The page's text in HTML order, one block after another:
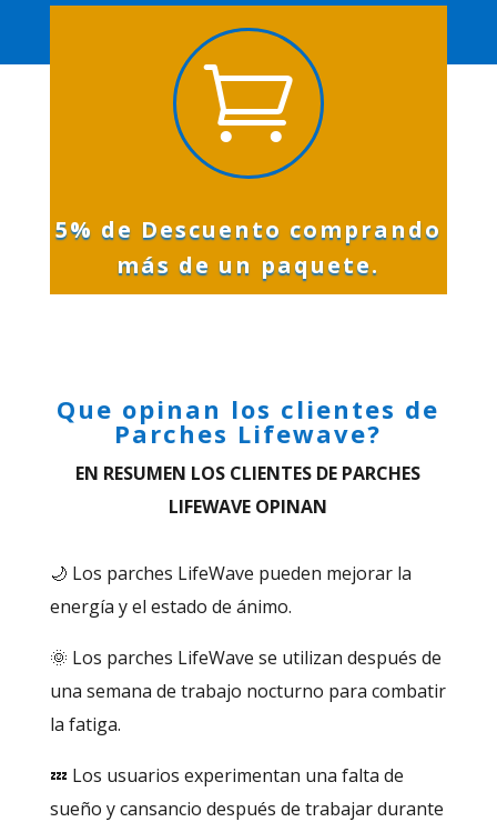

5% de Descuento comprando
más de un paquete.
Que opinan los clientes de
Parches Lifewave?
EN RESUMEN LOS CLIENTES DE PARCHES
LIFEWAVE OPINAN
🌙 Los parches LifeWave pueden mejorar la
energía y el estado de ánimo.
🌞 Los parches LifeWave se utilizan después de
una semana de trabajo nocturno para combatir
la fatiga.
💤 Los usuarios experimentan una falta de
sueño y cansancio después de trabajar durante